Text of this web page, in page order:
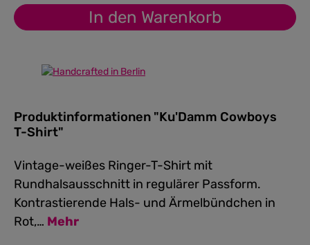
In den Warenkorb
Produktinformationen "Ku'Damm Cowboys
T-Shirt"
Vintage-weißes Ringer-T-Shirt mit
Rundhalsausschnitt in regulärer Passform.
Kontrastierende Hals- und Ärmelbündchen in
Rot,… Mehr